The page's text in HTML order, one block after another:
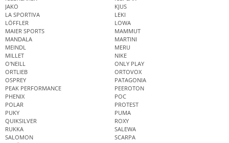
JAKO
KJUS
LA SPORTIVA
LEKI
LÖFFLER
LOWA
MAIER SPORTS
MAMMUT
MANDALA
MARTINI
MEINDL
MERU
MILLET
NIKE
O'NEILL
ONLY PLAY
ORTLIEB
ORTOVOX
OSPREY
PATAGONIA
PEAK PERFORMANCE
PEEROTON
PHENIX
POC
POLAR
PROTEST
PUKY
PUMA
QUIKSILVER
ROXY
RUKKA
SALEWA
SALOMON
SCARPA